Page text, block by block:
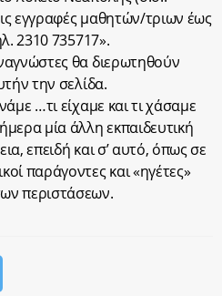
εγγραφές μαθητών/τριων έως
2310 735717».
θα διερωτηθούν
την σελίδα.
…τι είχαμε και τι χάσαμε
μία άλλη εκπαιδευτική
επειδή και σ’ αυτό, όπως σε
παράγοντες και «ηγέτες»
περιστάσεων.